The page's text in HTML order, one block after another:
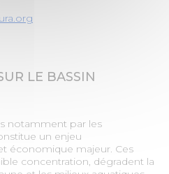
LE BASSIN
notamment par les
un enjeu
économique majeur. Ces
concentration, dégradent la